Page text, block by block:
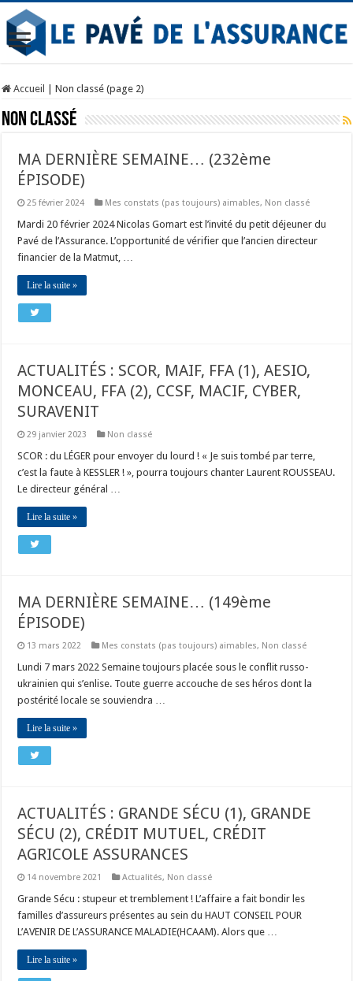
Accueil Non classé (page 2)
Non classé
MA DERNIÈRE SEMAINE… (232ème
ÉPISODE)
25 février 2024 Mes constats (pas toujours) aimables, Non classé
Mardi 20 février 2024 Nicolas Gomart est l’invité du petit déjeuner du
Pavé de l’Assurance. L’opportunité de vérifier que l’ancien directeur
financier de la Matmut, …
Lire la suite »
ACTUALITÉS : SCOR, MAIF, FFA (1), AESIO,
MONCEAU, FFA (2), CCSF, MACIF, CYBER,
SURAVENIT
29 janvier 2023 Non classé
SCOR : du LÉGER pour envoyer du lourd ! « Je suis tombé par terre,
c’est la faute à KESSLER ! », pourra toujours chanter Laurent ROUSSEAU.
Le directeur général …
Lire la suite »
MA DERNIÈRE SEMAINE… (149ème
ÉPISODE)
13 mars 2022 Mes constats (pas toujours) aimables, Non classé
Lundi 7 mars 2022 Semaine toujours placée sous le conflit russo-
ukrainien qui s’enlise. Toute guerre accouche de ses héros dont la
postérité locale se souviendra …
Lire la suite »
ACTUALITÉS : GRANDE SÉCU (1), GRANDE
SÉCU (2), CRÉDIT MUTUEL, CRÉDIT
AGRICOLE ASSURANCES
14 novembre 2021 Actualités, Non classé
Grande Sécu : stupeur et tremblement ! L’affaire a fait bondir les
familles d’assureurs présentes au sein du HAUT CONSEIL POUR
L’AVENIR DE L’ASSURANCE MALADIE(HCAAM). Alors que …
Lire la suite »